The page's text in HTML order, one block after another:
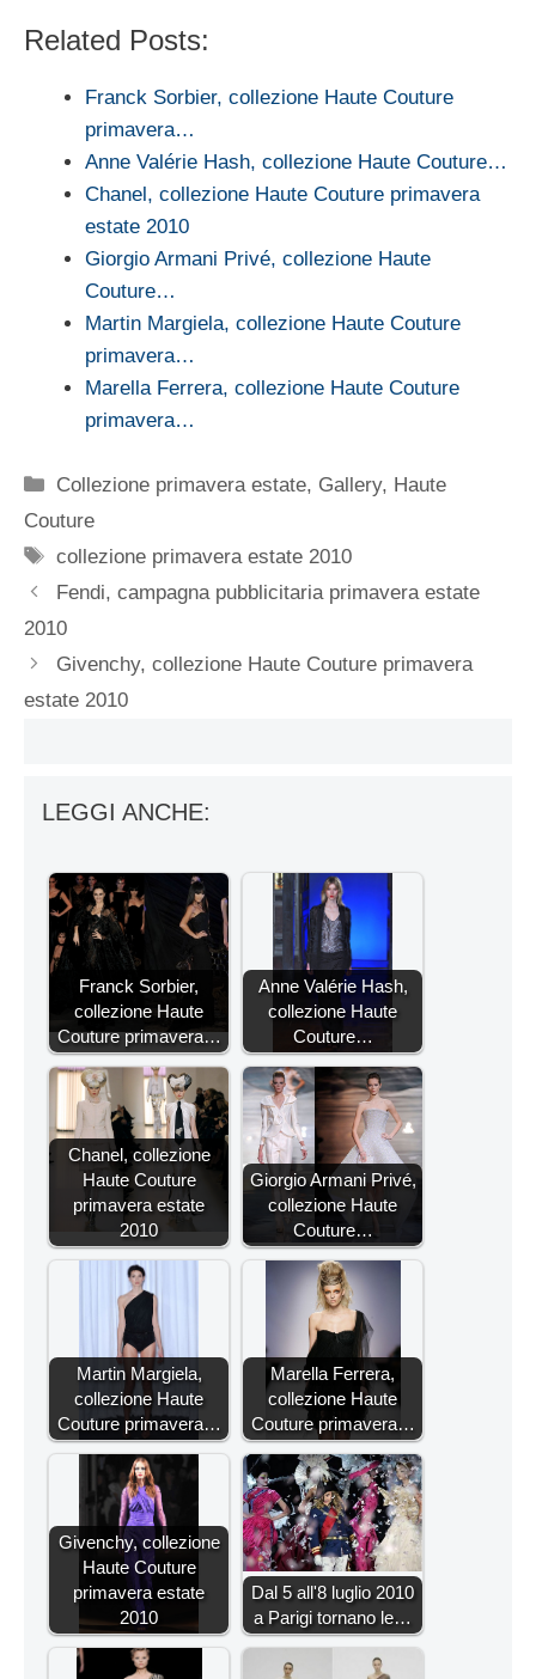
Related Posts:
Franck Sorbier, collezione Haute Couture
primavera…
Anne Valérie Hash, collezione Haute Couture…
Chanel, collezione Haute Couture primavera
estate 2010
Giorgio Armani Privé, collezione Haute
Couture…
Martin Margiela, collezione Haute Couture
primavera…
Marella Ferrera, collezione Haute Couture
primavera…
Categorie
Collezione primavera estate, Gallery, Haute
Couture
Tag
collezione primavera estate 2010
Fendi, campagna pubblicitaria primavera estate
2010
Givenchy, collezione Haute Couture primavera
estate 2010
LEGGI ANCHE:
Franck Sorbier,
collezione Haute
Couture primavera…
Anne Valérie Hash,
collezione Haute
Couture…
Chanel, collezione
Haute Couture
primavera estate
2010
Giorgio Armani Privé,
collezione Haute
Couture…
Martin Margiela,
collezione Haute
Couture primavera…
Marella Ferrera,
collezione Haute
Couture primavera…
Givenchy, collezione
Haute Couture
primavera estate
2010
Dal 5 all'8 luglio 2010
a Parigi tornano le…